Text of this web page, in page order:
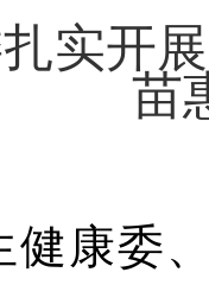
实开
苗
健康委